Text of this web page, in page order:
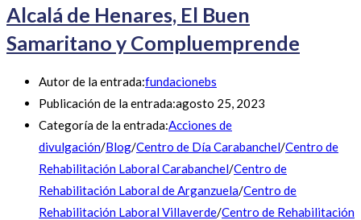
Alcalá de Henares, El Buen
Samaritano y Compluemprende
Autor de la entrada:fundacionebs
Publicación de la entrada:agosto 25, 2023
Categoría de la entrada:Acciones de
divulgación/Blog/Centro de Día Carabanchel/Centro de
Rehabilitación Laboral Carabanchel/Centro de
Rehabilitación Laboral de Arganzuela/Centro de
Rehabilitación Laboral Villaverde/Centro de Rehabilitación